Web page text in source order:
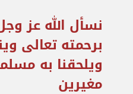
نسأل الله عز
برحمته تعالى
ويلحقنا به
مغيرين